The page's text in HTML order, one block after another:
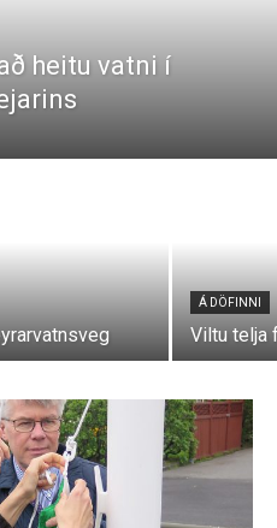
heitu vatni í
Á DÖFINNI
Viltu telja